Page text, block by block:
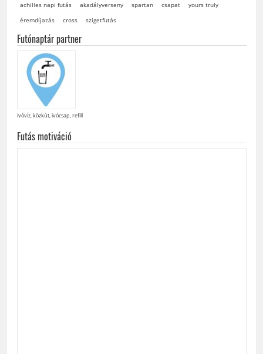
achilles napi futás
akadályverseny spartan csapat
yours truly
éremdíjazás
cross szigetfutás
Futónaptár partner
ivóvíz, közkút, ivócsap, refill
Futás motiváció